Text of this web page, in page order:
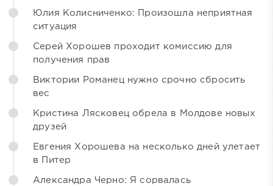
Юлия Колисниченко: Произошла неприятная
ситуация
Серей Хорошев проходит комиссию для
получения прав
Виктории Романец нужно срочно сбросить
вес
Кристина Лясковец обрела в Молдове новых
друзей
Евгения Хорошева на несколько дней улетает
в Питер
Александра Черно: Я сорвалась